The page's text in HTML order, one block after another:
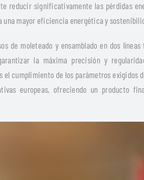
reducir significativamente las pérdidas
mayor eficiencia energética y
de moleteado y ensamblado en dos líneas
la máxima precisión y
el cumplimiento de los parámetros exigidos
europeas, ofreciendo un producto